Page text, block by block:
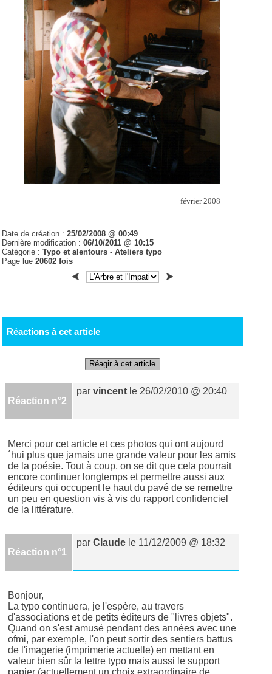
février 2008
Date de création :25/02/2008 @ 00:49
Dernière modification :06/10/2011 @ 10:15
Catégorie :Typo et alentours -Ateliers typo
Page lue20602 fois
Réactions à cet article
Réagir à cet article
Réaction n°2
parvincent le 26/02/2010 @ 20:40
Merci pour cet article et ces photos qui ont aujourd
´hui plus que jamais une grande valeur pour les amis
de la poésie. Tout à coup, on se dit que cela pourrait
encore continuer longtemps et permettre aussi aux
éditeurs qui occupent le haut du pavé de se remettre
un peu en question vis à vis du rapport confidenciel
de la littérature.
Réaction n°1
parClaude le 11/12/2009 @ 18:32
Bonjour,
La typo continuera, je l'espère, au travers
d'associations et de petits éditeurs de "livres objets".
Quand on s'est amusé pendant des années avec une
ofmi, par exemple, l'on peut sortir des sentiers battus
de l'imagerie (imprimerie actuelle) en mettant en
valeur bien sûr la lettre typo mais aussi le support
papier (actuellement un choix extraordinaire de